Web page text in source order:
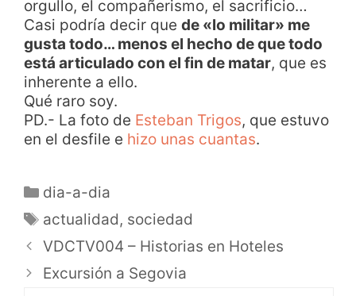
orgullo, el compañerismo, el sacrificio…
Casi podría decir que de «lo militar» me
gusta todo… menos el hecho de que todo
está articulado con el fin de matar, que es
inherente a ello.
Qué raro soy.
PD.- La foto de Esteban Trigos, que estuvo
en el desfile e hizo unas cuantas.
dia-a-dia
actualidad, sociedad
VDCTV004 – Historias en Hoteles
Excursión a Segovia